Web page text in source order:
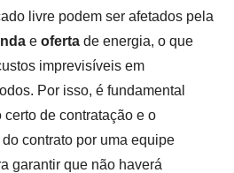
livre podem ser afetados pela
e oferta de energia, o que
imprevisíveis em
Por isso, é fundamental
de contratação e o
contrato por uma equipe
garantir que não haverá